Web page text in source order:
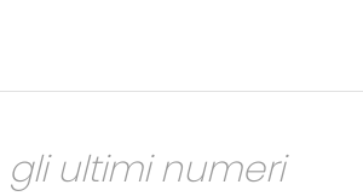
gli ultimi numeri